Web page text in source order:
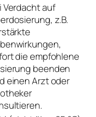
Verdacht auf
z.B.
die empfohlene
beenden
einen Arzt oder